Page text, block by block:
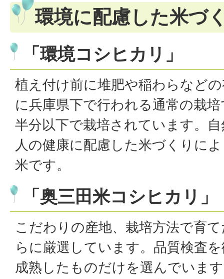
環境に配慮した米づ
「環境コシヒカリ」
植え付け前に堆肥や稲わらなど
に兵庫県下で行われる通常の栽
半分以下で栽培されています。
人の健康に配慮した米づくりに
米です。
「奥三田米コシヒカリ」
こだわりの産地、栽培方法で育
らに厳選しています。品質検査
成熟したものだけを選んでいま